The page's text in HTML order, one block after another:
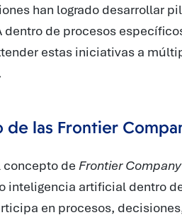
han logrado desarrollar
dentro de procesos
estas iniciativas a
de las Frontier
de Frontier Company
inteligencia artificial dentro
en procesos,